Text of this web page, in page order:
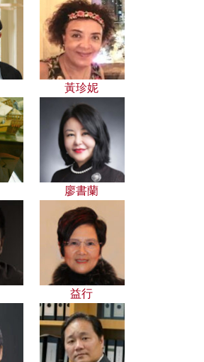
黃珍妮
廖書蘭
益行